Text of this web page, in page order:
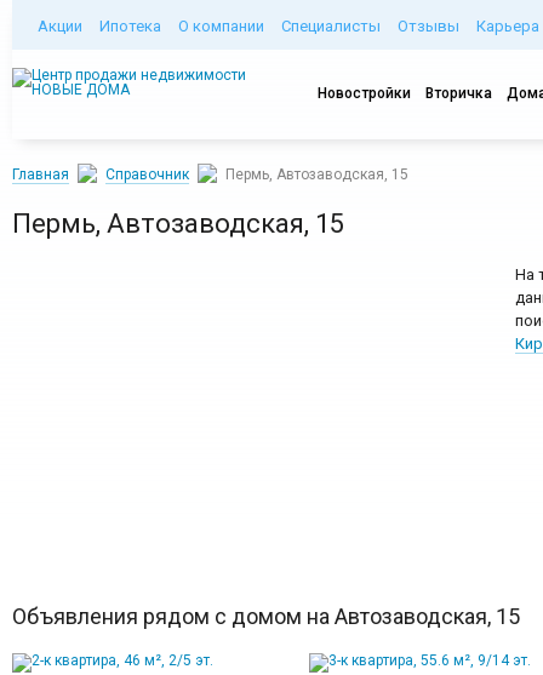
Акции Ипотека О компании Специалисты Отзывы Карьера
Новостройки Вторичка
Главная Справочник Пермь, Автозаводская, 15
Пермь, Автозаводская, 15
На
Объявления рядом с домом на Автозаводская, 15